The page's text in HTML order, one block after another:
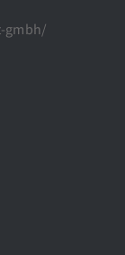
gmbh/